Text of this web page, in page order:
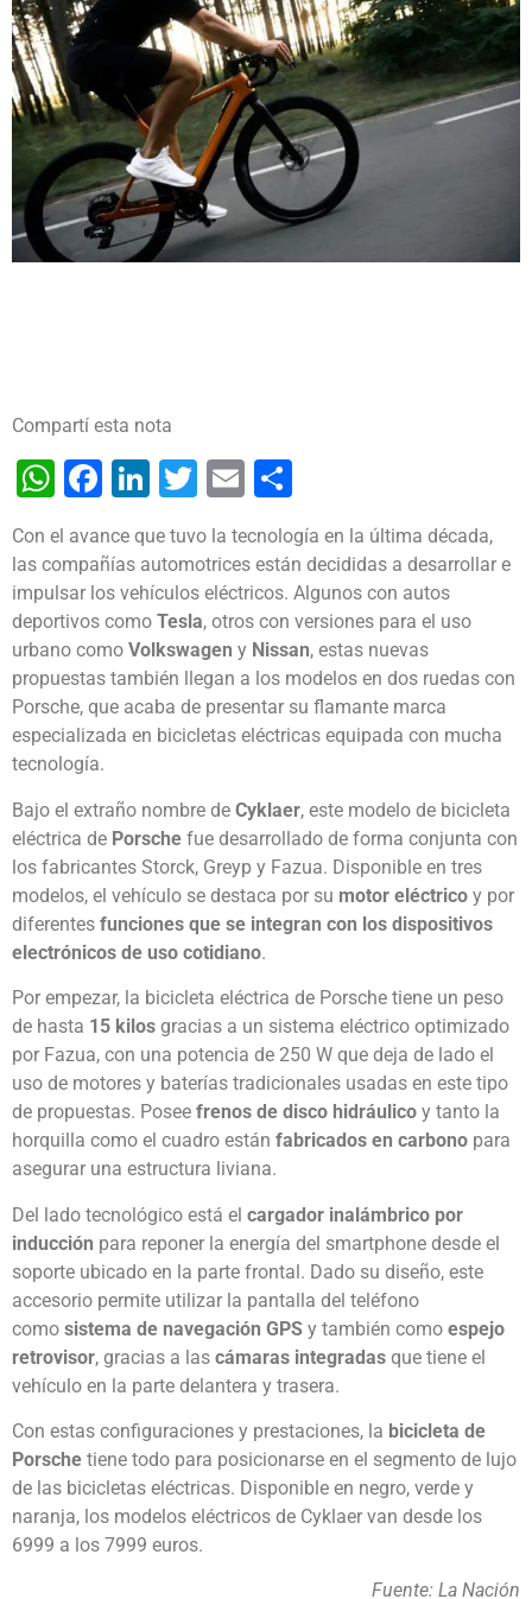
Compartí esta nota
WhatsApp
Facebook
LinkedIn
TwitterEmail
Con el avance que tuvo la tecnología en la última década,
las compañías automotrices están decididas a desarrollar e
impulsar los vehículos eléctricos. Algunos con autos
deportivos como Tesla, otros con versiones para el uso
urbano como Volkswagen y Nissan, estas nuevas
propuestas también llegan a los modelos en dos ruedas con
Porsche, que acaba de presentar su flamante marca
especializada en bicicletas eléctricas equipada con mucha
tecnología.
Bajo el extraño nombre de Cyklaer, este modelo de bicicleta
eléctrica de Porsche fue desarrollado de forma conjunta con
los fabricantes Storck, Greyp y Fazua. Disponible en tres
modelos, el vehículo se destaca por su motor eléctrico y por
diferentes funciones que se integran con los dispositivos
electrónicos de uso cotidiano.
Por empezar, la bicicleta eléctrica de Porsche tiene un peso
de hasta 15 kilos gracias a un sistema eléctrico optimizado
por Fazua, con una potencia de 250 W que deja de lado el
uso de motores y baterías tradicionales usadas en este tipo
de propuestas. Posee frenos de disco hidráulico y tanto la
horquilla como el cuadro están fabricados en carbono para
asegurar una estructura liviana.
Del lado tecnológico está el cargador inalámbrico por
inducción para reponer la energía del smartphone desde el
soporte ubicado en la parte frontal. Dado su diseño, este
accesorio permite utilizar la pantalla del teléfono
como sistema de navegación GPS y también como espejo
retrovisor, gracias a las cámaras integradas que tiene el
vehículo en la parte delantera y trasera.
Con estas configuraciones y prestaciones, la bicicleta de
Porsche tiene todo para posicionarse en el segmento de lujo
de las bicicletas eléctricas. Disponible en negro, verde y
naranja, los modelos eléctricos de Cyklaer van desde los
6999 a los 7999 euros.
Fuente: La Nación